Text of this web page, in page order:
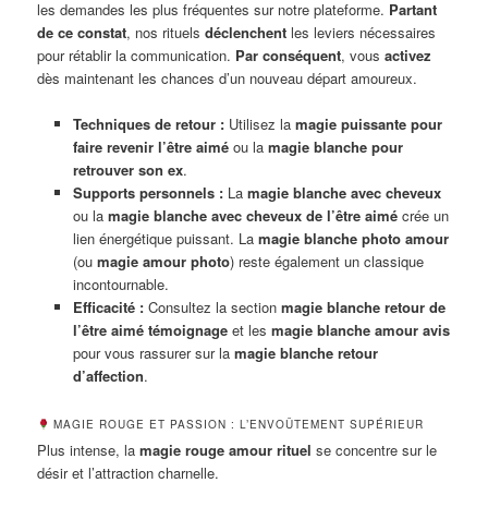
les demandes les plus fréquentes sur notre plateforme. Partant
de ce constat, nos rituelsdéclenchent les leviers nécessaires
pour rétablir la communication. Par conséquent, vousactivez
dès maintenant les chances d’un nouveau départ amoureux.
Techniques de retour :Utilisez la magie puissante pour
faire revenir l’être aiméou la magie blanche pour
retrouver son ex.
Supports personnels :La magie blanche avec cheveux
ou la magie blanche avec cheveux de l’être aimécrée un
lien énergétique puissant. La magie blanche photo amour
(ou magie amour photo) reste également un classique
incontournable.
Efficacité :Consultez la section magie blanche retour de
l’être aimé témoignageet les magie blanche amour avis
pour vous rassurer sur la magie blanche retour
d’affection.
MAGIE ROUGE ET PASSION : L’ENVOÛTEMENT SUPÉRIEUR
Plus intense, lamagie rouge amour rituel se concentre sur le
désir et l’attraction charnelle.